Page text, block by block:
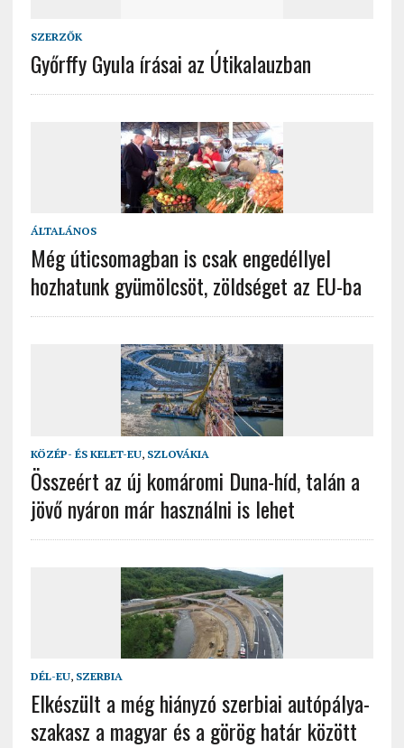
SZERZŐK
Győrffy Gyula írásai az Útikalauzban
ÁLTALÁNOS
Még úticsomagban is csak engedéllyel
hozhatunk gyümölcsöt, zöldséget az EU-ba
KÖZÉP- ÉS KELET-EU, SZLOVÁKIA
Összeért az új komáromi Duna-híd, talán a
jövő nyáron már használni is lehet
DÉL-EU, SZERBIA
Elkészült a még hiányzó szerbiai autópálya-
szakasz a magyar és a görög határ között